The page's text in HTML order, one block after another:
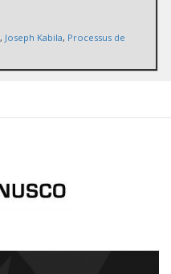
, Joseph Kabila, Processus de